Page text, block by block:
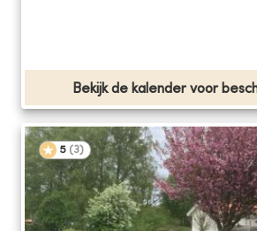
Bekijk de kalender voor
5 (3)